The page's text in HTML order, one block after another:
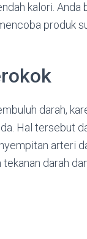
kalori.
produk
darah,
Hal tersebut
arteri
darah